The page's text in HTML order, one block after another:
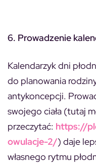
6. Prowadzenie
Kalendarzyk dni
do planowania
antykoncepcji.
swojego ciała (tutaj
przeczytać: https://
owulacje-2/) daje
własnego rytmu